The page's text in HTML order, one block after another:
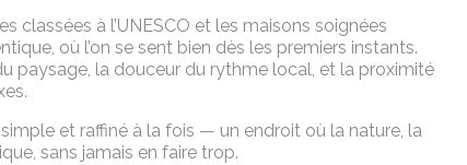
classées à l’UNESCO et les maisons soignées
où l’on se sent bien dès les premiers instants.
paysage, la douceur du rythme local, et la proximité
simple et raffiné à la fois — un endroit où la nature, la
sans jamais en faire trop.